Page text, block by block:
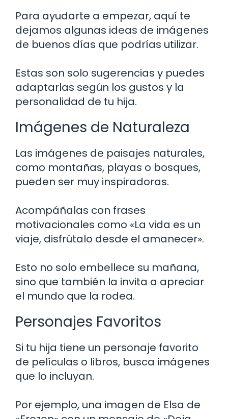
Para ayudarte a empezar, aquí te
dejamos algunas ideas de imágenes
de buenos días que podrías utilizar.
Estas son solo sugerencias y puedes
adaptarlas según los gustos y la
personalidad de tu hija.
Imágenes de Naturaleza
Las imágenes de paisajes naturales,
como montañas, playas o bosques,
pueden ser muy inspiradoras.
Acompáñalas con frases
motivacionales como «La vida es un
viaje, disfrútalo desde el amanecer».
Esto no solo embellece su mañana,
sino que también la invita a apreciar
el mundo que la rodea.
Personajes Favoritos
Si tu hija tiene un personaje favorito
de películas o libros, busca imágenes
que lo incluyan.
Por ejemplo, una imagen de Elsa de